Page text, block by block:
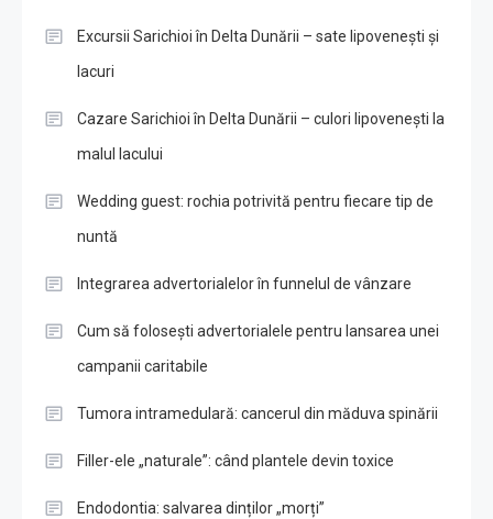
Excursii Sarichioi în Delta Dunării – sate lipovenești și
lacuri
Cazare Sarichioi în Delta Dunării – culori lipovenești la
malul lacului
Wedding guest: rochia potrivită pentru fiecare tip de
nuntă
Integrarea advertorialelor în funnelul de vânzare
Cum să folosești advertorialele pentru lansarea unei
campanii caritabile
Tumora intramedulară: cancerul din măduva spinării
Filler-ele „naturale”: când plantele devin toxice
Endodontia: salvarea dinților „morți”